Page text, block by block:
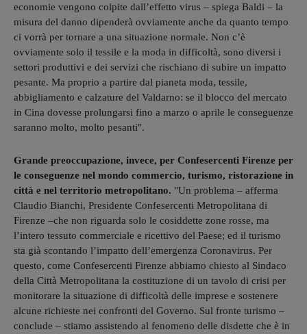
economie vengono colpite dall’effetto virus – spiega Baldi – la
misura del danno dipenderà ovviamente anche da quanto tempo
ci vorrà per tornare a una situazione normale. Non c’è
ovviamente solo il tessile e la moda in difficoltà, sono diversi i
settori produttivi e dei servizi che rischiano di subire un impatto
pesante. Ma proprio a partire dal pianeta moda, tessile,
abbigliamento e calzature del Valdarno: se il blocco del mercato
in Cina dovesse prolungarsi fino a marzo o aprile le conseguenze
saranno molto, molto pesanti".
Grande preoccupazione, invece, per Confesercenti Firenze per
le conseguenze nel mondo commercio, turismo, ristorazione in
città e nel territorio metropolitano. "Un problema – afferma
Claudio Bianchi, Presidente Confesercenti Metropolitana di
Firenze –che non riguarda solo le cosiddette zone rosse, ma
l’intero tessuto commerciale e ricettivo del Paese; ed il turismo
sta già scontando l’impatto dell’emergenza Coronavirus. Per
questo, come Confesercenti Firenze abbiamo chiesto al Sindaco
della Città Metropolitana la costituzione di un tavolo di crisi per
monitorare la situazione di difficoltà delle imprese e sostenere
alcune richieste nei confronti del Governo. Sul fronte turismo –
conclude – stiamo assistendo al fenomeno delle disdette che è in